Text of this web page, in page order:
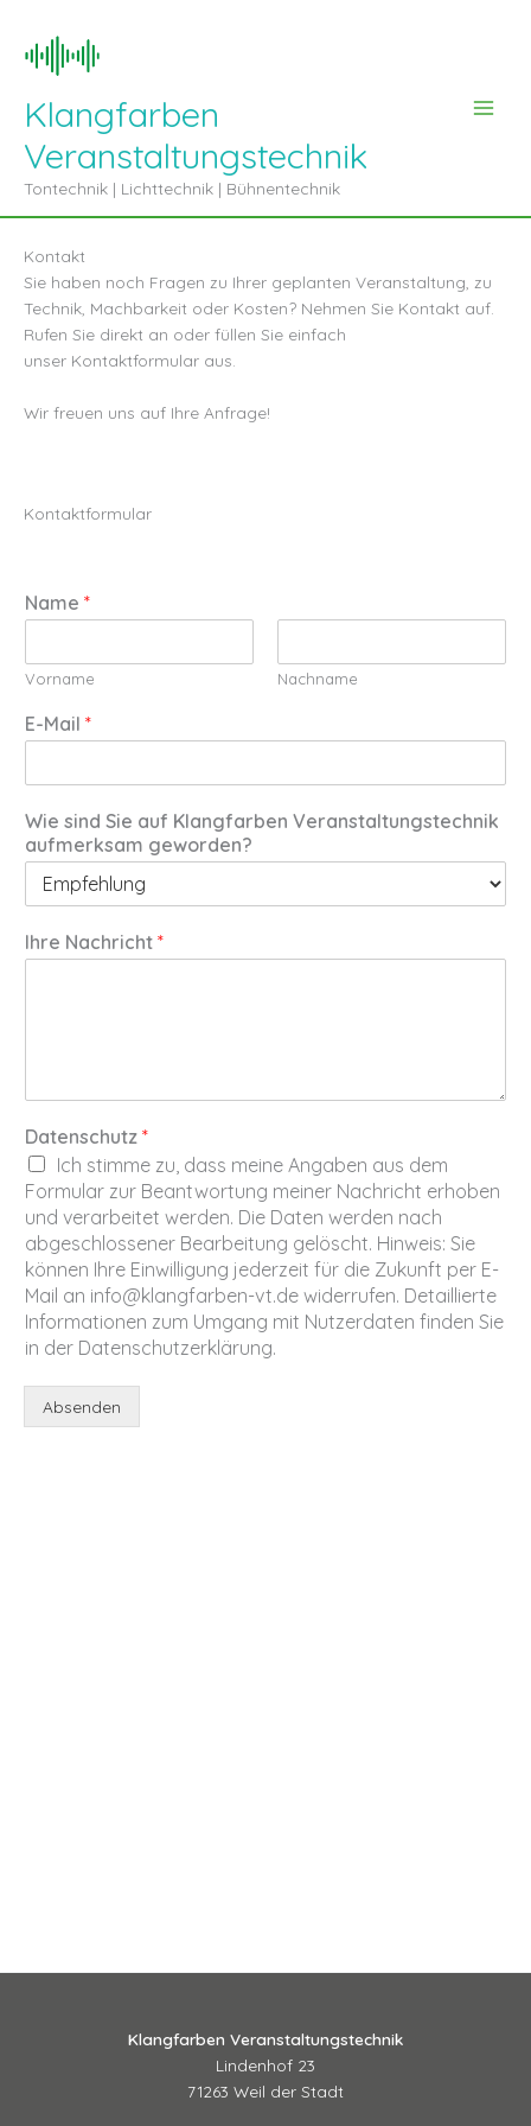
springen
Klangfarben
Veranstaltungstechnik
Tontechnik | Lichttechnik | Bühnentechnik
Kontakt
Sie haben noch Fragen zu Ihrer geplanten Veranstaltung, zu
Technik, Machbarkeit oder Kosten? Nehmen Sie Kontakt auf.
Rufen Sie direkt an oder füllen Sie einfach
unser Kontaktformular aus.
Wir freuen uns auf Ihre Anfrage!
Kontaktformular
Name *
Vorname Nachname
E-Mail *
Wie sind Sie auf Klangfarben Veranstaltungstechnik
aufmerksam geworden?
Ihre Nachricht *
Datenschutz *
Ich stimme zu, dass meine Angaben aus dem
Formular zur Beantwortung meiner Nachricht erhoben
und verarbeitet werden. Die Daten werden nach
abgeschlossener Bearbeitung gelöscht. Hinweis: Sie
können Ihre Einwilligung jederzeit für die Zukunft per E-
Mail an info@klangfarben-vt.de widerrufen. Detaillierte
Informationen zum Umgang mit Nutzerdaten finden Sie
in der Datenschutzerklärung.
Absenden
Klangfarben Veranstaltungstechnik
Lindenhof 23
71263 Weil der Stadt